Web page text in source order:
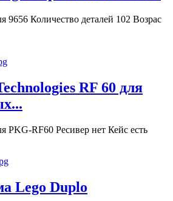
9656 Количество деталей 102 Возрас
RF 60 для
PKG-RF60 Ресивер нет Кейс есть
Lego Duplo